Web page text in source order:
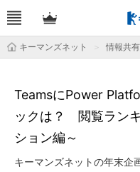
キーマンズネット 情報共
TeamsにPower
ックは？ 閲覧ラン
ション編～
キーマンズネットの年末企